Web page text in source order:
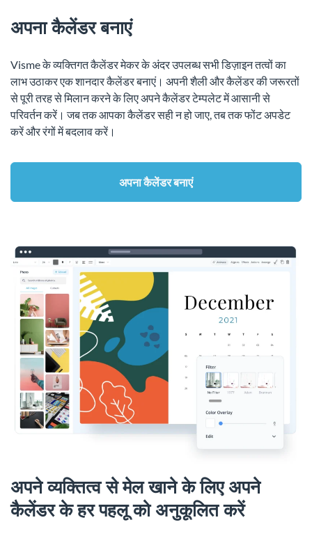
अपना कैलेंडर बनाएं
Visme के व्यक्तिगत कैलेंडर मेकर के अंदर उपलब्ध सभी डिज़ाइन तत्वों का
लाभ उठाकर एक शानदार कैलेंडर बनाएं। अपनी शैली और कैलेंडर की जरूरतों
से पूरी तरह से मिलान करने के लिए अपने कैलेंडर टेम्पलेट में आसानी से
परिवर्तन करें। जब तक आपका कैलेंडर सही न हो जाए, तब तक फोंट अपडेट
करें और रंगों में बदलाव करें।
अपना कैलेंडर बनाएं
अपने व्यक्तित्व से मेल खाने के लिए अपने
कैलेंडर के हर पहलू को अनुकूलित करें